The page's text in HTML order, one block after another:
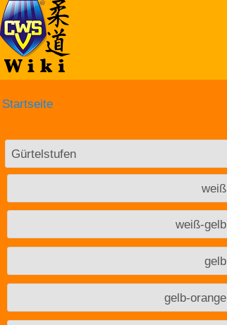
Startseite
Gürtelstufen
weiß
weiß-gelb
gelb
gelb-orange